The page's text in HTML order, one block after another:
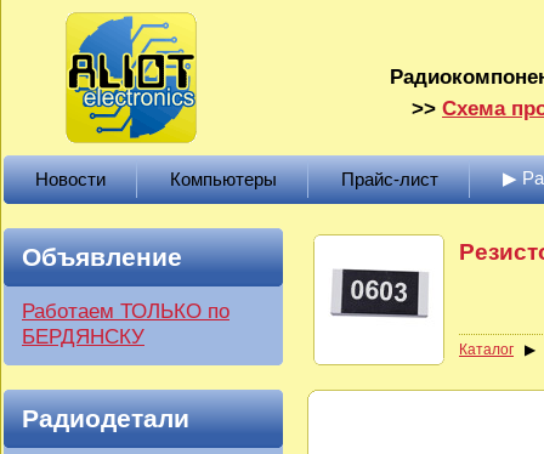
>> Схема
Новости Компьютеры Прайс-лист ▶
Объявление
Работаем ТОЛЬКО по
БЕРДЯНСКУ
Радиодетали
Каталог